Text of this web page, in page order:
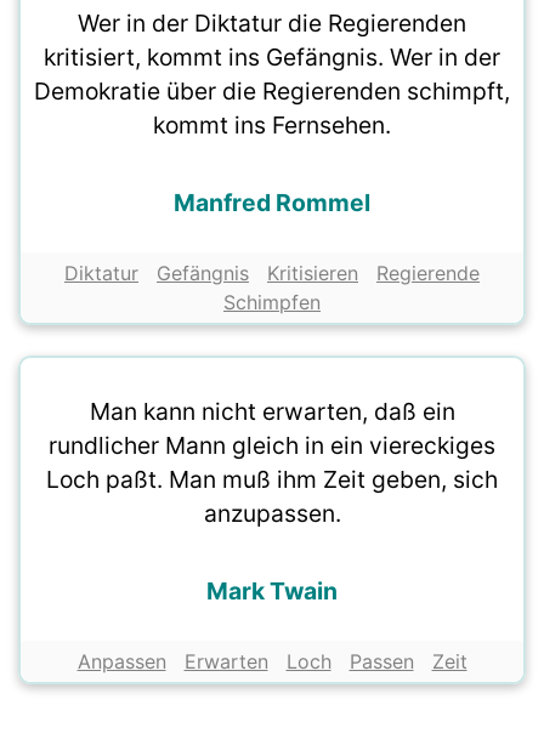
Wer in der Diktatur die Regierenden
kritisiert, kommt ins Gefängnis. Wer in der
Demokratie über die Regierenden schimpft,
kommt ins Fernsehen.
Manfred Rommel
Diktatur Gefängnis Kritisieren
Regierende
Schimpfen
Man kann nicht erwarten, daß ein
rundlicher Mann gleich in ein viereckiges
Loch paßt. Man muß ihm Zeit geben, sich
anzupassen.
Mark Twain
Anpassen Erwarten Loch Passen Zeit